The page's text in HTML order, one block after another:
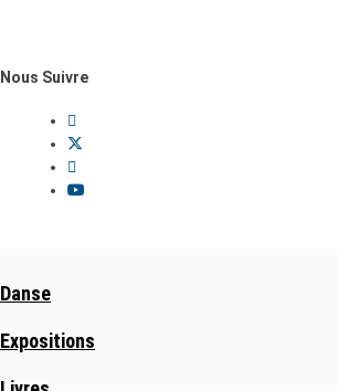
Nous Suivre
Danse
Expositions